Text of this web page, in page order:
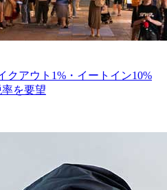
クアウト1%・イートイン10%
を要望